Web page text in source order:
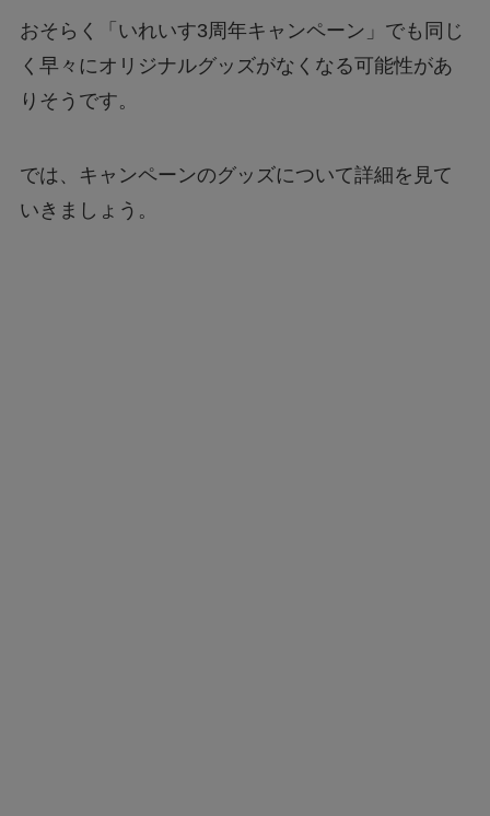
おそらく「いれいす3周年キャンペーン」でも同じ
く早々にオリジナルグッズがなくなる可能性があ
りそうです。
では、キャンペーンのグッズについて詳細を見て
いきましょう。